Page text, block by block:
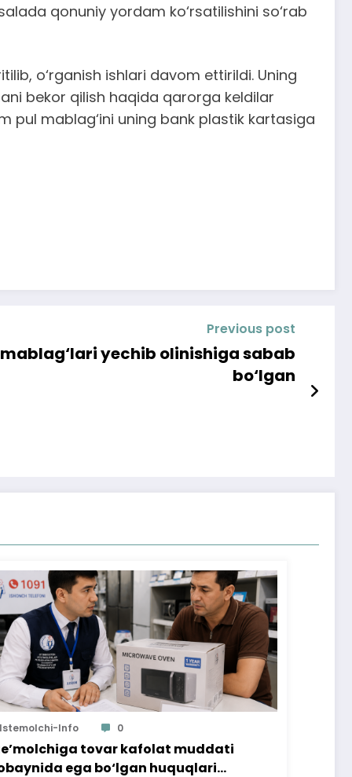
qonuniy yordam ko‘rsatilishini so‘rab
o‘rganish ishlari davom ettirildi. Uning
bekor qilish haqida qarorga keldilar
pul mablag‘ini uning bank plastik kartasiga
Previous post
yechib olinishiga sabab
bo‘lgan
Istemolchi-Info 0
tovar kafolat muddati
ega bo‘lgan huquqlari